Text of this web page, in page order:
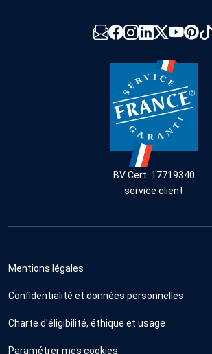
BV Cert. 17719340
service client
Mentions légales
Confidentialité et données personnelles
Charte d'éligibilité, éthique et usage
Paramétrer mes cookies